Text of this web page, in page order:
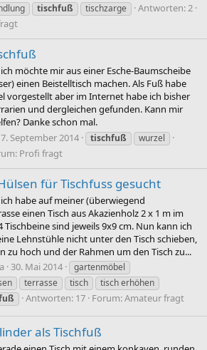
tischfuß tischzarge
Antworten: 2
möchte mir aus einer Esche-Baumscheibe
einen Beistelltisch machen. Als Fuß habe
vorgestellt aber im Internet habe ich bisher
und dergleichen gefunden. Kann mir
Danke schon mal.
7. September 2014 tischfuß wurzel
Profi fragt
für Tischfuss gesucht
habe auf meiner (überwiegend
einen Tisch aus Akazienholz 2 x 1 m im
Tischbeine sind jeweils 9x9 cm. Nun kann ich
Lehnstühle nicht unter den Tisch schieben,
zu hoch und der Rahmen um den Tisch zu...
30. Mai 2014
gartenmöbel
terrasse tisch
tisch erhöhen
Antworten: 17 Forum:Amateur fragt
als Tischfuß